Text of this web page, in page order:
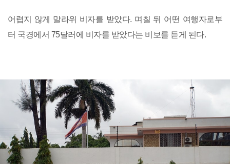
어렵지 않게 말라위 비자를 받았다. 며칠 뒤 어떤 여행자로부
터 국경에서 75달러에 비자를 받았다는 비보를 듣게 된다.